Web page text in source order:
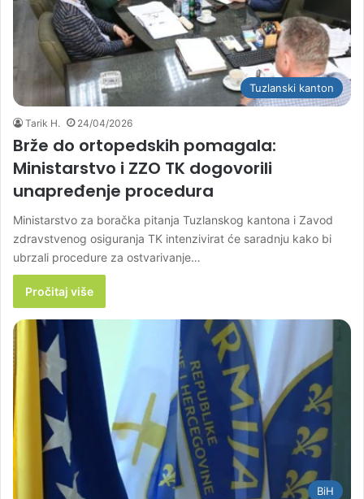
Tuzlanski kanton
Tarik H. 24/04/2026
Brže do ortopedskih pomagala:
Ministarstvo i ZZO TK dogovorili
unapređenje procedura
Ministarstvo za boračka pitanja Tuzlanskog kantona i Zavod
zdravstvenog osiguranja TK intenzivirat će saradnju kako bi
ubrzali procedure za ostvarivanje…
Pročitaj više
BiH